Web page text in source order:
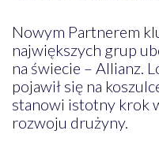
Nowym Partnerem
największych grup
na świecie – Allianz.
pojawił się na
stanowi istotny krok
rozwoju drużyny.